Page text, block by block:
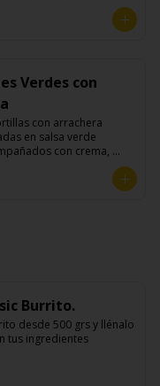
Verdes con
con arrachera
en salsa verde
con crema,
Burrito.
desde 500 grs y llénalo
tus ingredientes